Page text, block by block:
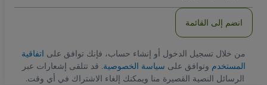
انضم إلى القائمة
من خلال تسجيل الدخول أو إنشاء حساب، فإنك توافق على اتفاقية
المستخدم وتوافق على سياسة الخصوصية. قد تتلقى إشعارات عبر
الرسائل النصية القصيرة منا ويمكنك إلغاء الاشتراك في أي وقت.